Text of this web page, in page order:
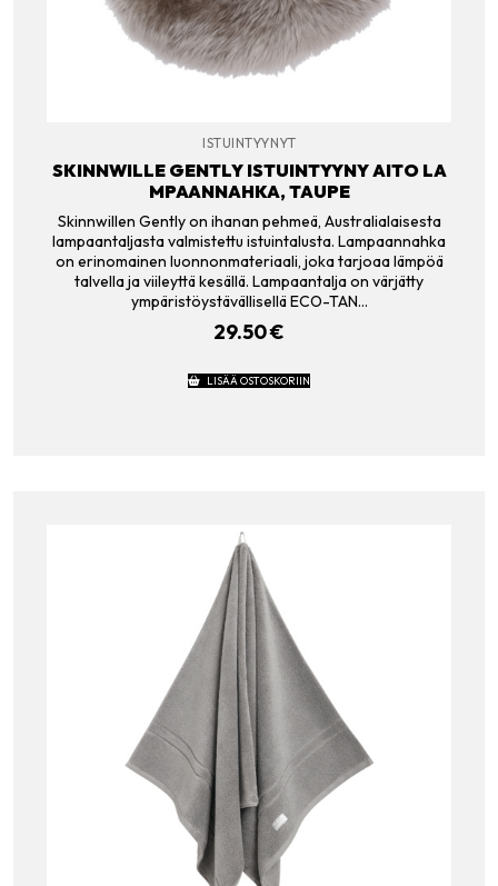
ISTUINTYYNYT
SKINNWILLE GENTLY ISTUINTYYNY AITO LA
MPAANNAHKA, TAUPE
Skinnwillen Gently on ihanan pehmeä, Australialaisesta
lampaantaljasta valmistettu istuintalusta. Lampaannahka
on erinomainen luonnonmateriaali, joka tarjoaa lämpöä
talvella ja viileyttä kesällä. Lampaantalja on värjätty
ympäristöystävällisellä ECO-TAN…
29.50€
LISÄÄ OSTOSKORIIN